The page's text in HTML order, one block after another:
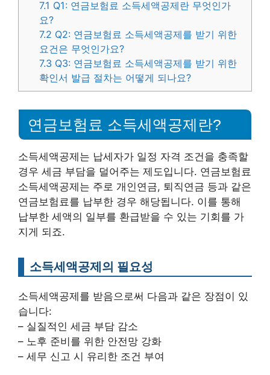
7.1 Q1: 연금보험료 소득세액공제란 무엇인가
요?
7.2 Q2: 연금보험료 소득세액공제를 받기 위한
요건은 무엇인가요?
7.3 Q3: 연금보험료 소득세액공제를 받기 위한
확인서 발급 절차는 어떻게 되나요?
연금보험료 소득세액공제란?
소득세액공제는 납세자가 일정 자격 조건을 충족할
경우 세금 부담을 덜어주는 제도입니다. 연금보험료
소득세액공제는 주로 개인연금, 퇴직연금 등과 같은
연금보험료를 납부한 경우 해당됩니다. 이를 통해
납부한 세액의 일부를 환급받을 수 있는 기회를 가
지게 되죠.
소득세액공제의 필요성
소득세액공제를 받음으로써 다음과 같은 장점이 있
습니다:
– 실질적인 세금 부담 감소
– 노후 준비를 위한 안전망 강화
– 세무 신고 시 유리한 조건 부여